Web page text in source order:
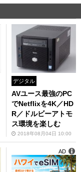
デジタル
AVユース最強のPC
でNetflixを4K／HD
R／ドルビーアトモ
ス環境を楽しむ
2018年08月04日 10:00
AD